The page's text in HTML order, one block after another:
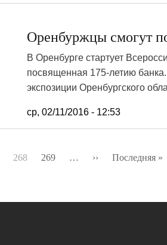
Оренбуржцы смогут
В Оренбурге стартует
посвященная 175-летию банка.
экспозиции Оренбургского
ср, 02/11/2016 - 12:53
268 269 … ›› Следующая
Последняя »